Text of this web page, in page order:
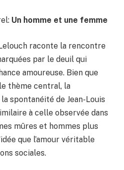
Un homme et une femme
raconte la rencontre
par le deuil qui
amoureuse. Bien que
le thème central, la
spontanéité de Jean-Louis
à celle observée dans
mûres et hommes plus
que l’amour véritable
sociales.